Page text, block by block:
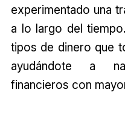
experimentado una
a lo largo del
tipos de dinero que
ayudándote a
financieros con